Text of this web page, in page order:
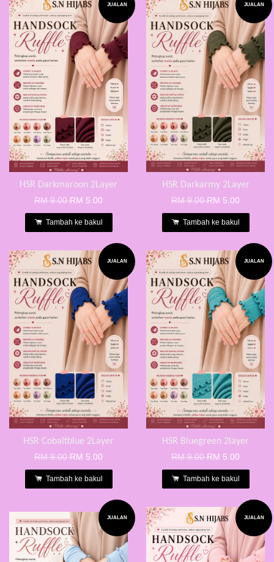
JUALAN
HSR Darkmaroon 2Layer
RM 9.00RM 5.00
Tambah ke bakul
JUALAN
HSR Darkarmy 2Layer
RM 9.00RM 5.00
Tambah ke bakul
JUALAN
HSR Cobaltblue 2Layer
RM 9.00RM 5.00
Tambah ke bakul
JUALAN
HSR Bluegreen 2layer
RM 9.00RM 5.00
Tambah ke bakul
JUALAN JUALAN